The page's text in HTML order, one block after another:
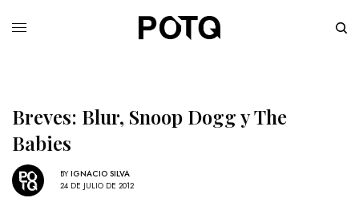
Breves: Blur, Snoop Dogg y The
Babies
BY IGNACIO SILVA
24 DE JULIO DE 2012